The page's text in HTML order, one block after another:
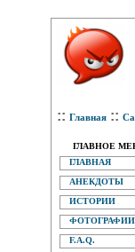
:: Главная ::
ГЛАВНОЕ
ГЛАВНАЯ
АНЕКДОТЫ
ИСТОРИИ
ФОТОГРАФИИ
F.A.Q.